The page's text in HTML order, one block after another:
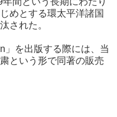
めとする環太平洋諸国
された。
」を出版する際には、当
という形で同著の販売